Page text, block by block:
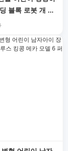
블록 로봇 개 프
조립 장난감 남아